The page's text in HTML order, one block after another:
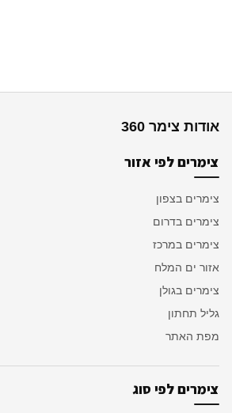
אודות צימר 360
צימרים לפי אזור
צימרים בצפון
צימרים בדרום
צימרים במרכז
אזור ים המלח
צימרים בגולן
גליל תחתון
מפת האתר
צימרים לפי סוג